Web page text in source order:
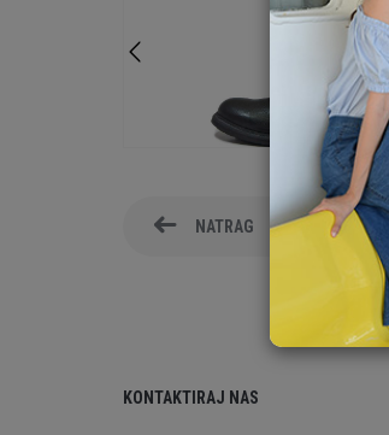
NATRAG
KONTAKTIRAJ NAS